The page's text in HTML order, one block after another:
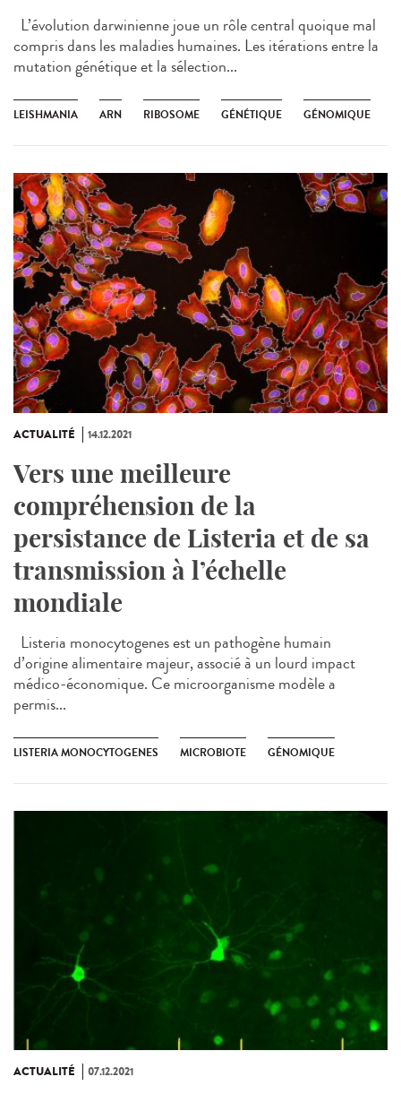
L’évolution darwinienne joue un rôle central quoique mal
compris dans les maladies humaines. Les itérations entre la
mutation génétique et la sélection...
LEISHMANIA ARN RIBOSOME GÉNÉTIQUE GÉNOMIQUE
ACTUALITÉ 14.12.2021
Vers une meilleure
compréhension de la
persistance de Listeria et de sa
transmission à l’échelle
mondiale
Listeria monocytogenes est un pathogène humain
d’origine alimentaire majeur, associé à un lourd impact
médico-économique. Ce microorganisme modèle a
permis...
LISTERIA MONOCYTOGENES MICROBIOTE GÉNOMIQUE
ACTUALITÉ 07.12.2021